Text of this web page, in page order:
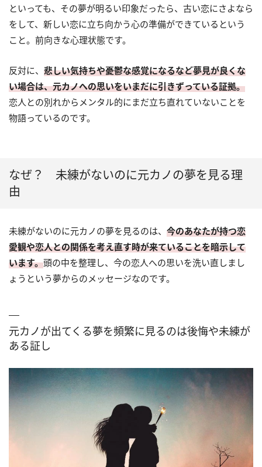
といっても、その夢が明るい印象だったら、古い恋にさよなら
をして、新しい恋に立ち向かう心の準備ができているという
こと。前向きな心理状態です。
反対に、 悲しい気持ちや憂鬱な感覚になるなど夢見が良くな
い場合は、元カノへの思いをいまだに引きずっている証拠。
恋人との別れからメンタル的にまだ立ち直れていないことを
物語っているのです。
なぜ？ 未練がないのに元カノの夢を見る理
由
未練がないのに元カノの夢を見るのは、 今のあなたが持つ恋
愛観や恋人との関係を考え直す時が来ていることを暗示して
います。頭の中を整理し、今の恋人への思いを洗い直しまし
ょうという夢からのメッセージなのです。
元カノが出てくる夢を頻繁に見るのは後悔や未練が
ある証し